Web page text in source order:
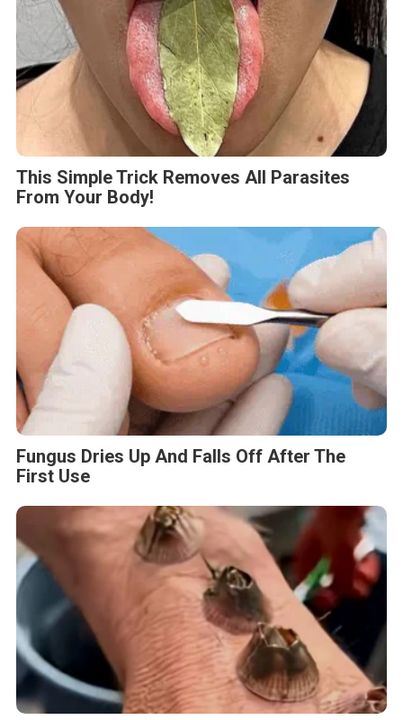
This Simple Trick Removes All Parasites
From Your Body!
Fungus Dries Up And Falls Off After The
First Use